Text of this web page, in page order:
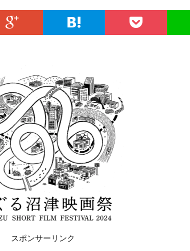
スポンサーリンク